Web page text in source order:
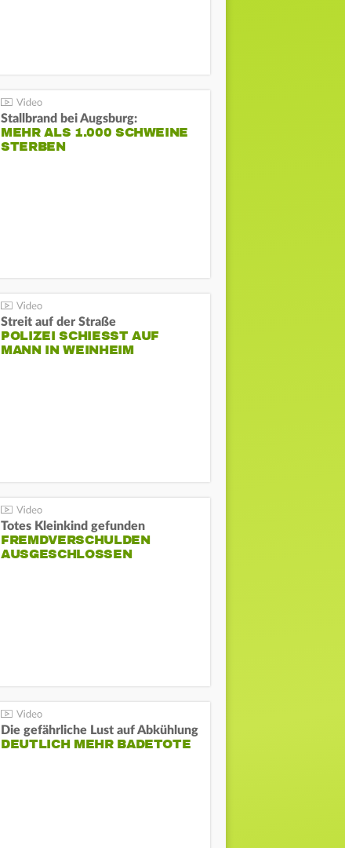
Stallbrand bei Augsburg:
MEHR ALS 1.000 SCHWEINE
STERBEN
Streit auf der Straße
POLIZEI SCHIESST AUF M
ANN IN WEINHEIM
Totes Kleinkind gefunden
FREMDVERSCHULDEN
AUSGESCHLOSSEN
Die gefährliche Lust auf Abkühlung
DEUTLICH MEHR BADETOTE